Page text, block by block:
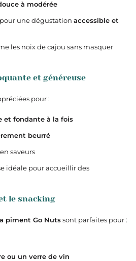
à modérée
une dégustation accessible et
les noix de cajou sans masquer
et généreuse
pour :
et fondante à la fois
beurré
saveurs
idéale pour accueillir des
le snacking
piment Go Nutssont parfaites pour :
ou un verre de vin